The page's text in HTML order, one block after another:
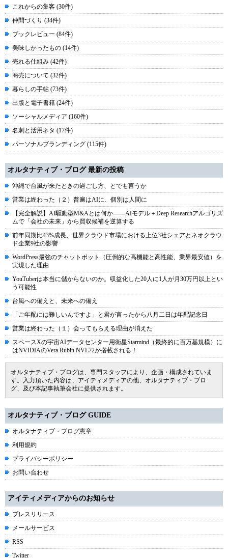
これからの集客 (30件)
仲間づくり (34件)
ブックレビュー (84件)
美味しかったもの (14件)
売れる仕組み (42件)
商売について (32件)
暮らしの手帖 (73件)
出版と電子書籍 (24件)
ソーシャルメディア (160件)
名刺と活用ネタ (17件)
パーソナルブランディング (115件)
オルタナティブ・ブログ 最新の投稿
沖縄で台風が来たときの過ごし方、とでも言うか
営業は終わった（２）普遍はAIに、個別は人間に
【完全解説】AI駆動型M&Aとは何か――AIモデル＋Deep Researchアルゴリズ
ムで「会社の未来」から買収候補を逆算する
前年同期比43%成長、世界クラウド市場における上位3社シェアとネオクラウ
ド企業9社の影響
WordPress最強のチャットボット（圧倒的な高機能と高性能、業界最安値）を
実現した理由
YouTuberは本当に儲からないのか。収益化した20人に1人が月30万円以上とい
う可能性
台風への備えと、未来への備え
「ご年配には難しいんですよ」と君が言ったから八月二日は年配記念日
営業は終わった（１）会ってもらえる理由が消えた
スペースXの宇宙AIデータセンター用衛星Starmind（最終的に百万基規模）に
はNVIDIAのVera Rubin NVL72が搭載される！
オルタナティブ・ブログは、専門スタッフにより、企画・構成されていま
す。入力頂いた内容は、アイティメディアの他、オルタナティブ・ブロ
グ、及び本記事執筆会社に提供されます。
オルタナティブ・ブログ GUIDE
オルタナティブ・ブログ憲章
利用規約
プライバシーポリシー
お問い合わせ
アイティメディアからのお知らせ
プレスリリース
メールサービス
RSS
Twitter